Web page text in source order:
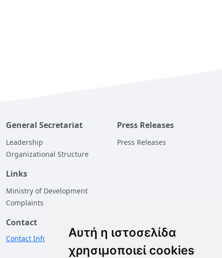
Αυτή η ιστοσελίδα
χρησιμοποιεί cookies
General Secretariat
Leadership
Organizational Structure
Press Releases
Press Releases
Links
Ministry of Development
Complaints
Contact
Contact Information